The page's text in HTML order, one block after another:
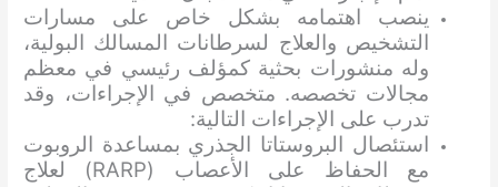
ينصب اهتمامه بشكل خاص على مسارات
التشخيص والعلاج لسرطانات المسالك البولية،
وله منشورات بحثية كمؤلف رئيسي في معظم
مجالات تخصصه. متخصص في الإجراءات، وقد
تدرب على الإجراءات التالية:
استئصال البروستاتا الجذري بمساعدة الروبوت
مع الحفاظ على الأعصاب (RARP) لعلاج